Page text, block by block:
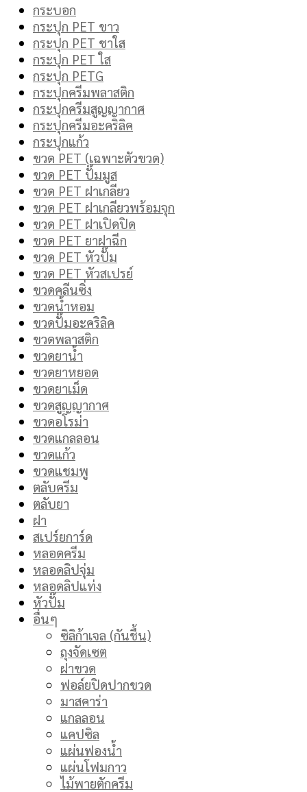
กระบอก
กระปุก PET ขาว
กระปุก PET ชาใส
กระปุก PET ใส
กระปุก PETG
กระปุกครีมพลาสติก
กระปุกครีมสูญญากาศ
กระปุกครีมอะคริลิค
กระปุกแก้ว
ขวด PET (เฉพาะตัวขวด)
ขวด PET ปั๊มมูส
ขวด PET ฝาเกลียว
ขวด PET ฝาเกลียวพร้อมจุก
ขวด PET ฝาเปิดปิด
ขวด PET ยาฝาฉีก
ขวด PET หัวปั๊ม
ขวด PET หัวสเปรย์
ขวดคลีนซิ่ง
ขวดน้ำหอม
ขวดปั๊มอะคริลิค
ขวดพลาสติก
ขวดยาน้ำ
ขวดยาหยอด
ขวดยาเม็ด
ขวดสูญญากาศ
ขวดอโรม่า
ขวดแกลลอน
ขวดแก้ว
ขวดแชมพู
ตลับครีม
ตลับยา
ฝา
สเปร์ยการ์ด
หลอดครีม
หลอดลิปจุ่ม
หลอดลิปแท่ง
หัวปั๊ม
อื่นๆ
ซิลิก้าเจล (กันชื้น)
ถุงจัดเซต
ฝาขวด
ฟอล์ยปิดปากขวด
มาสคาร่า
แกลลอน
แคปซิล
แผ่นฟองน้ำ
แผ่นโฟมกาว
ไม้พายตักครีม